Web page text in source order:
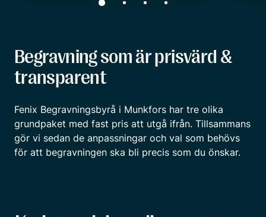
Begravning som är prisvärd &
transparent
Fenix Begravningsbyrå i Munkfors har tre olika
grundpaket med fast pris att utgå ifrån. Tillsammans
gör vi sedan de anpassningar och val som behövs
för att begravningen ska bli precis som du önskar.